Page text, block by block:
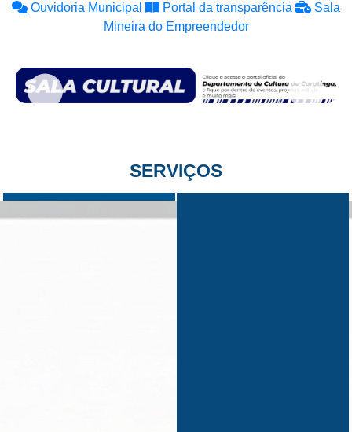
Ouvidoria Municipal Portal da transparência
Sala
Mineira do Empreendedor
SERVIÇOS